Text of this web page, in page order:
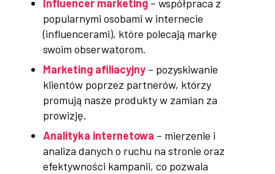
Influencer marketing – współpraca z
popularnymi osobami w internecie
(influencerami), które polecają markę
swoim obserwatorom.
Marketing afiliacyjny – pozyskiwanie
klientów poprzez partnerów, którzy
promują nasze produkty w zamian za
prowizję.
Analityka internetowa – mierzenie i
analiza danych o ruchu na stronie oraz
efektywności kampanii, co pozwala